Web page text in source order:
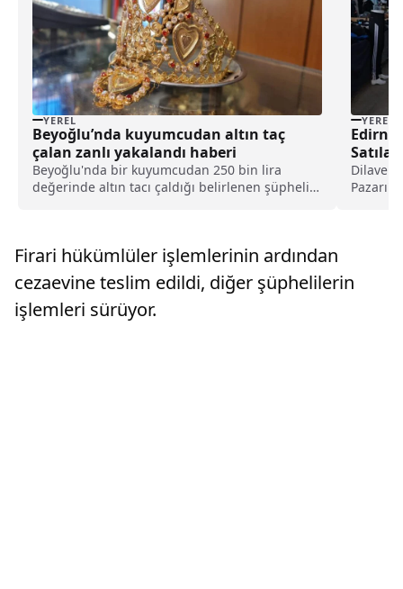
YEREL
Beyoğlu’nda kuyumcudan altın taç
çalan zanlı yakalandı haberi
Beyoğlu'nda bir kuyumcudan 250 bin lira
değerinde altın tacı çaldığı belirlenen şüpheli
Caddesi'ndek...
YEREL
Pazarı"
Firari hükümlüler işlemlerinin ardından
cezaevine teslim edildi, diğer şüphelilerin
işlemleri sürüyor.